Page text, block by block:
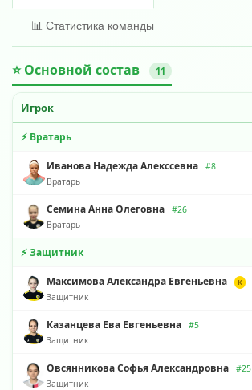
📊 Статистика команды
⭐ Основной состав 11
Игрок
⚡ Вратарь
Иванова Надежда Алекссевна
#8
Вратарь
Семина Анна Олеговна
#26
Вратарь
⚡ Защитник
Максимова Александра Евгеньевна К
Защитник
Казанцева Ева Евгеньевна
#5
Защитник
Овсянникова Софья Александровна
#25
Защитник